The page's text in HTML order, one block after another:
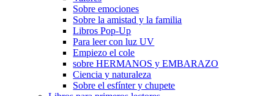
Sobre emociones
Sobre la amistad y la familia
Libros Pop-Up
Para leer con luz UV
Empiezo el cole
sobre HERMANOS y EMBARAZO
Ciencia y naturaleza
Sobre el esfínter y chupete